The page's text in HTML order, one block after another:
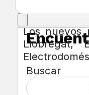
Buscar
Los nuevos
Llobregat,